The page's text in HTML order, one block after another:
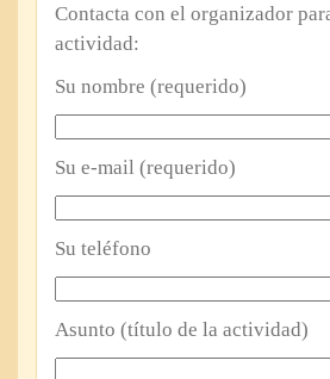
Contacta con el organizador
actividad:
Su nombre (requerido)
Su e-mail (requerido)
Su teléfono
Asunto (título de la actividad)